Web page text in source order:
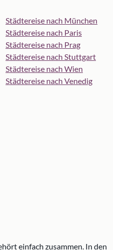
Städtereise nach München
Städtereise nach Paris
Städtereise nach Prag
Städtereise nach Stuttgart
Städtereise nach Wien
Städtereise nach Venedig
einfach zusammen. In den